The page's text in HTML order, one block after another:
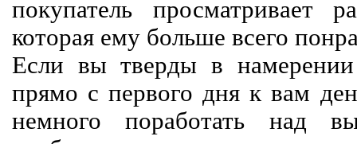
покупатель просматривает
которая ему больше всего
Если вы тверды в
прямо с первого дня к вам
немного поработать над